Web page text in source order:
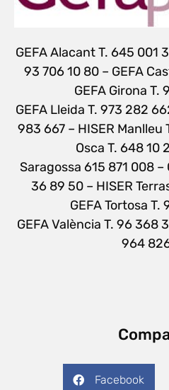
GEFA Alacant T. 645 001
93 706 10 80 – GEFA
GEFA Girona T.
GEFA Lleida T. 973 282
983 667 – HISER Manlleu
Osca T. 648 10
Saragossa 615 871 008 –
36 89 50 – HISER
GEFA Tortosa T.
GEFA València T. 96 368
964
Facebook